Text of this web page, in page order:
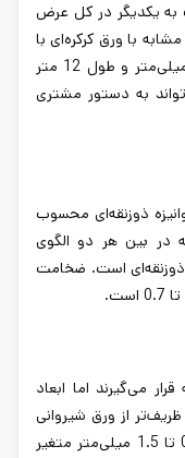
به یکدیگر در کل عرض
با ورق کرکره‌ای با
عرض 1 و 1.25 متر، ضخامت 0.4 تا 0.6 میلی‌متر و طول 12 متر
به دستور مشتری
ذوزنقه‌ای محسوب
در بین هر دو الگوی
ذوزنقه‌ای است. ضخامت
می‌گیرند اما ابعاد
از ورق شیروانی
ذوزنقه است. سایز ورق‌های دام پا بین 0.4 تا 1.5 میلی‌متر متغیر